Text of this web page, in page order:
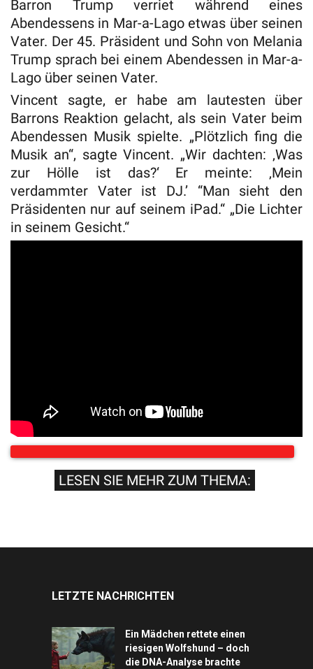
Barron Trump verriet während eines
Abendessens in Mar-a-Lago etwas über seinen
Vater. Der 45. Präsident und Sohn von Melania
Trump sprach bei einem Abendessen in Mar-a-
Lago über seinen Vater.
Vincent sagte, er habe am lautesten über
Barrons Reaktion gelacht, als sein Vater beim
Abendessen Musik spielte. „Plötzlich fing die
Musik an“, sagte Vincent. „Wir dachten: ‚Was
zur Hölle ist das?‘ Er meinte: ‚Mein
verdammter Vater ist DJ.’ “Man sieht den
Präsidenten nur auf seinem iPad.“ „Die Lichter
in seinem Gesicht.“
LESEN SIE MEHR ZUM THEMA:
LETZTE NACHRICHTEN
Ein Mädchen rettete einen
riesigen Wolfshund – doch
die DNA-Analyse brachte